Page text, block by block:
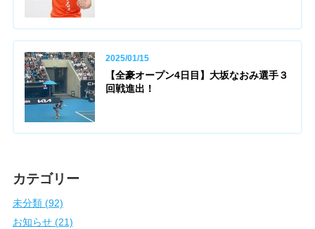
2025/01/15
【全豪オープン4日目】大坂なおみ選手３
回戦進出！
カテゴリー
未分類 (92)
お知らせ (21)